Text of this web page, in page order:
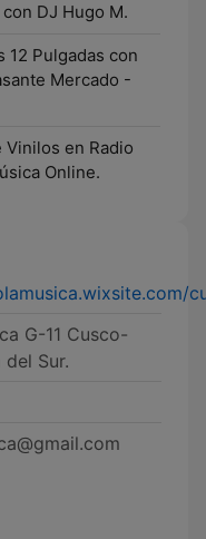
DJ Hugo M.
12 Pulgadas con
Mercado -
Vinilos en Radio
Online.
G-11 Cusco-
del Sur.